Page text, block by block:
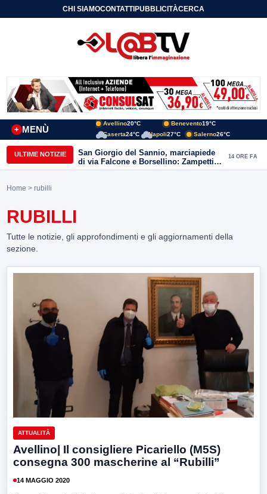
CHI SIAMOCONTATTIPUBBLICITÀCERCA
MENÙ
+
Avellino20°C Benevento19°C
Caserta24°C Napoli27°C Salerno26°C
ULTIME NOTIZIE
San Giorgio del Sannio, marciapiede
di via Falcone e Borsellino: Zampetti e
Lombardi replicano alle polemiche
14 ORE FA
Home > rubilli
RUBILLI
Tutte le notizie, gli approfondimenti e gli aggiornamenti della
sezione.
ATTUALITÀ
Avellino| Il consigliere Picariello (M5S)
consegna 300 mascherine al “Rubilli”
14 MAGGIO 2020